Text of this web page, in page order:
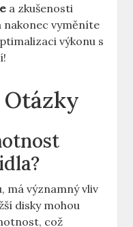
a zkušenosti
nakonec vyměníte
výkonu⁣ s
Otázky
má významný vliv
disky‍ mohou
což